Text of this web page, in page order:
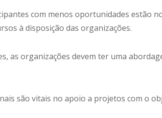
com menos oportunidades estão
à disposição das organizações.
as organizações devem ter uma
são vitais no apoio a projetos com o